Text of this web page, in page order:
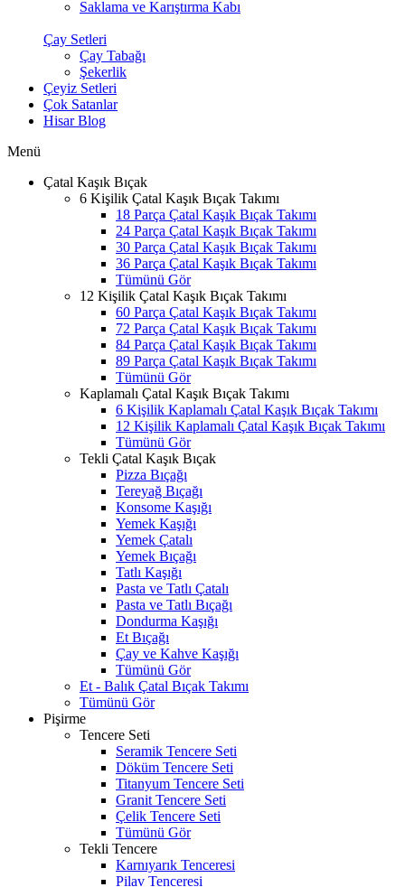
Saklama ve Karıştırma Kabı
Çay Setleri
Çay Tabağı
Şekerlik
Çeyiz Setleri
Çok Satanlar
Hisar Blog
Menü
Çatal Kaşık Bıçak
6 Kişilik Çatal Kaşık Bıçak Takımı
18 Parça Çatal Kaşık Bıçak Takımı
24 Parça Çatal Kaşık Bıçak Takımı
30 Parça Çatal Kaşık Bıçak Takımı
36 Parça Çatal Kaşık Bıçak Takımı
Tümünü Gör
12 Kişilik Çatal Kaşık Bıçak Takımı
60 Parça Çatal Kaşık Bıçak Takımı
72 Parça Çatal Kaşık Bıçak Takımı
84 Parça Çatal Kaşık Bıçak Takımı
89 Parça Çatal Kaşık Bıçak Takımı
Tümünü Gör
Kaplamalı Çatal Kaşık Bıçak Takımı
6 Kişilik Kaplamalı Çatal Kaşık Bıçak Takımı
12 Kişilik Kaplamalı Çatal Kaşık Bıçak Takımı
Tümünü Gör
Tekli Çatal Kaşık Bıçak
Pizza Bıçağı
Tereyağ Bıçağı
Konsome Kaşığı
Yemek Kaşığı
Yemek Çatalı
Yemek Bıçağı
Tatlı Kaşığı
Pasta ve Tatlı Çatalı
Pasta ve Tatlı Bıçağı
Dondurma Kaşığı
Et Bıçağı
Çay ve Kahve Kaşığı
Tümünü Gör
Et - Balık Çatal Bıçak Takımı
Tümünü Gör
Pişirme
Tencere Seti
Seramik Tencere Seti
Döküm Tencere Seti
Titanyum Tencere Seti
Granit Tencere Seti
Çelik Tencere Seti
Tümünü Gör
Tekli Tencere
Karnıyarık Tenceresi
Pilav Tenceresi